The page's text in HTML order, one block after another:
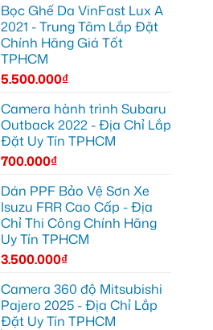
Bọc Ghế Da VinFast Lux A
2021 - Trung Tâm Lắp Đặt
Chính Hãng Giá Tốt
TPHCM
5.500.000₫
Camera hành trình Subaru
Outback 2022 - Địa Chỉ Lắp
Đặt Uy Tín TPHCM
700.000₫
Dán PPF Bảo Vệ Sơn Xe
Isuzu FRR Cao Cấp - Địa
Chỉ Thi Công Chính Hãng
Uy Tín TPHCM
3.500.000₫
Camera 360 độ Mitsubishi
Pajero 2025 - Địa Chỉ Lắp
Đặt Uy Tín TPHCM